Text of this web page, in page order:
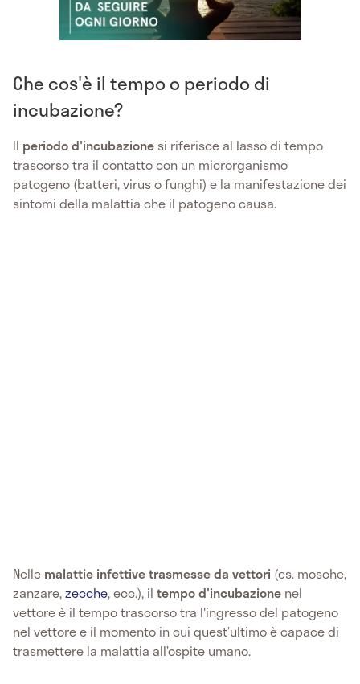
Che cos'è il tempo o periodo di
incubazione?
Il periodo d'incubazione si riferisce al lasso di tempo
trascorso tra il contatto con un microrganismo
patogeno (batteri, virus o funghi) e la manifestazione dei
sintomi della malattia che il patogeno causa.
Nelle malattie infettive trasmesse da vettori (es. mosche,
zanzare,zecche, ecc.), il tempo d'incubazione nel
vettore è il tempo trascorso tra l'ingresso del patogeno
nel vettore e il momento in cui quest’ultimo è capace di
trasmettere la malattia all’ospite umano.